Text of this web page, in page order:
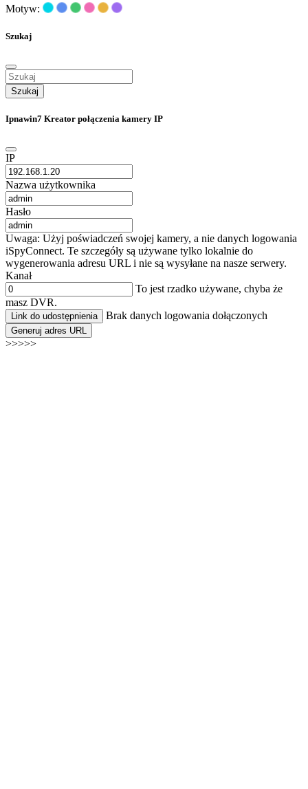
Motyw:
Szukaj
Szukaj
Ipnawin7 Kreator połączenia kamery IP
IP
Nazwa użytkownika
Hasło
Uwaga: Użyj poświadczeń swojej kamery, a nie danych logowania
iSpyConnect. Te szczegóły są używane tylko lokalnie do
wygenerowania adresu URL i nie są wysyłane na nasze serwery.
Kanał
To jest rzadko używane, chyba że
masz DVR.
Link do udostępnienia Brak danych logowania dołączonych
Generuj adres URL
>>>>>